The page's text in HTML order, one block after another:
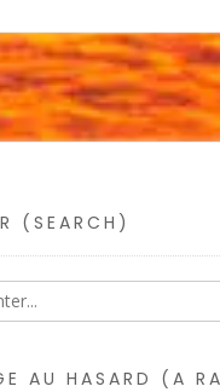
(SEARCH)
AU HASARD (A